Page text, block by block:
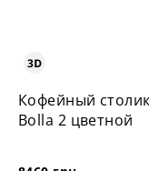
Кофейный столик
Bolla 2 цветной